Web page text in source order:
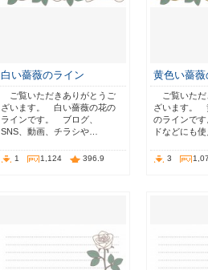
白い薔薇のライン
ご覧いただきありがとうご
ざいます。 白い薔薇の花の
ラインです。 ブログ、
SNS、動画、チラシや…
1 1,124 396.9
黄色い薔薇
ご覧いただ
ざいます。
のラインで
ドなどにも
3